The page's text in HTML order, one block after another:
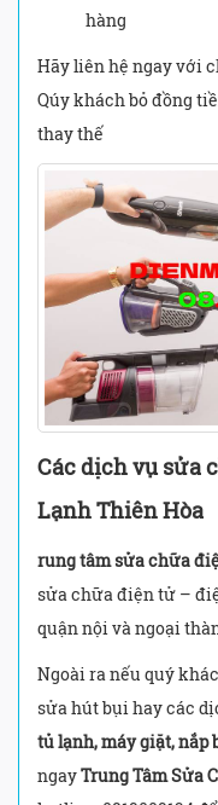
hàng
Hãy liên hệ ngay với
Qúy khách bỏ đồng
thay thế
Các dịch vụ sửa
Lạnh Thiên Hòa
rung tâm sửa chữa
sửa chữa điện tử –
quận nội và ngoại
Ngoài ra nếu quý
sửa hút bụi hay các
tủ lạnh, máy giặt, nắp
ngayTrung Tâm Sửa